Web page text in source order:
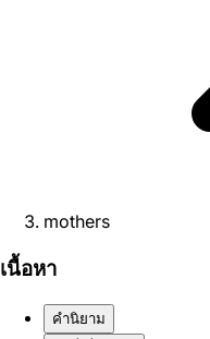
mothers
เนื้อหา
คำนิยาม